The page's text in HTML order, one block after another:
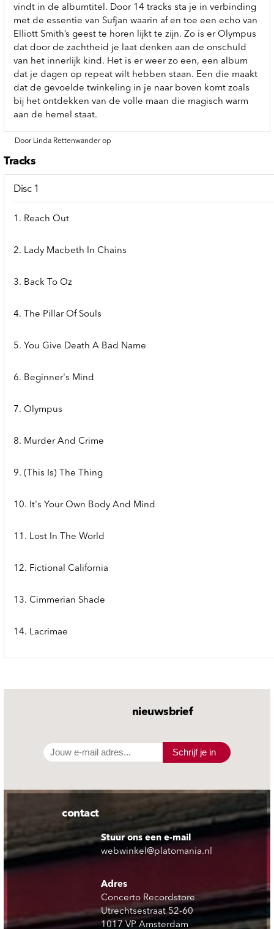
vindt in de albumtitel. Door 14 tracks sta je in verbinding
met de essentie van Sufjan waarin af en toe een echo van
Elliott Smith’s geest te horen lijkt te zijn. Zo is er Olympus
dat door de zachtheid je laat denken aan de onschuld
van het innerlijk kind. Het is er weer zo een, een album
dat je dagen op repeat wilt hebben staan. Een die maakt
dat de gevoelde twinkeling in je naar boven komt zoals
bij het ontdekken van de volle maan die magisch warm
aan de hemel staat.
Door Linda Rettenwander op
Tracks
Disc 1
1. Reach Out
2. Lady Macbeth In Chains
3. Back To Oz
4. The Pillar Of Souls
5. You Give Death A Bad Name
6. Beginner's Mind
7. Olympus
8. Murder And Crime
9. (This Is) The Thing
10. It's Your Own Body And Mind
11. Lost In The World
12. Fictional California
13. Cimmerian Shade
14. Lacrimae
nieuwsbrief
Schrijf je in
contact
Stuur ons een e-mail
webwinkel@platomania.nl
Adres
Concerto Recordstore
Utrechtsestraat 52-60
1017 VP Amsterdam